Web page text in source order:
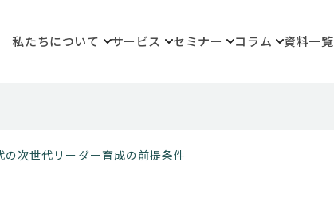
私たちについて サービス セミナー コラム 資料一覧
次世代リーダー育成の前提条件